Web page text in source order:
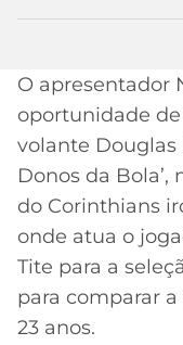
DE
BET365
CÓDIGO
BETANO
MELHORES
APPS
DE
SÃO
PAULO
SANTOS
COPA
DO
BRASIL
PREMIER
DA
BOLA
PALPITES
O apresentador
oportunidade
volante Douglas
Donos da
do Corinthians
onde atua o
Tite para a
para comparar
23 anos.